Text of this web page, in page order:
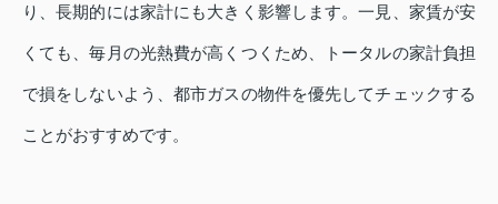
り、長期的には家計にも大きく影響します。一見、家賃が安
くても、毎月の光熱費が高くつくため、トータルの家計負担
で損をしないよう、都市ガスの物件を優先してチェックする
ことがおすすめです。